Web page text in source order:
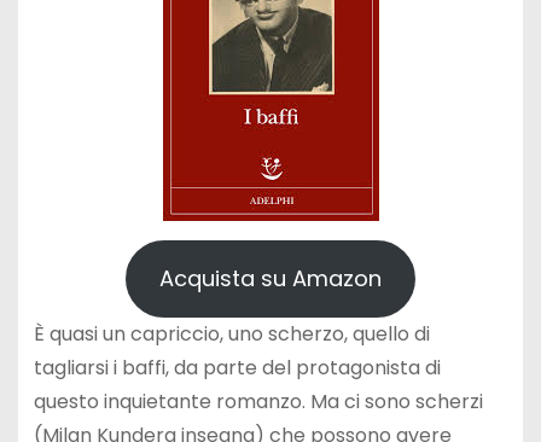
Acquista su Amazon
È quasi un capriccio, uno scherzo, quello di
tagliarsi i baffi, da parte del protagonista di
questo inquietante romanzo. Ma ci sono scherzi
(Milan Kundera insegna) che possono avere